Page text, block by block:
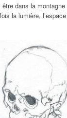
dans la montagne
la lumière,